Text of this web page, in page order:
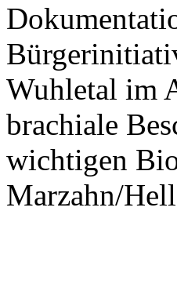
Wuhletal im
brachiale
wichtigen
Marzahn/